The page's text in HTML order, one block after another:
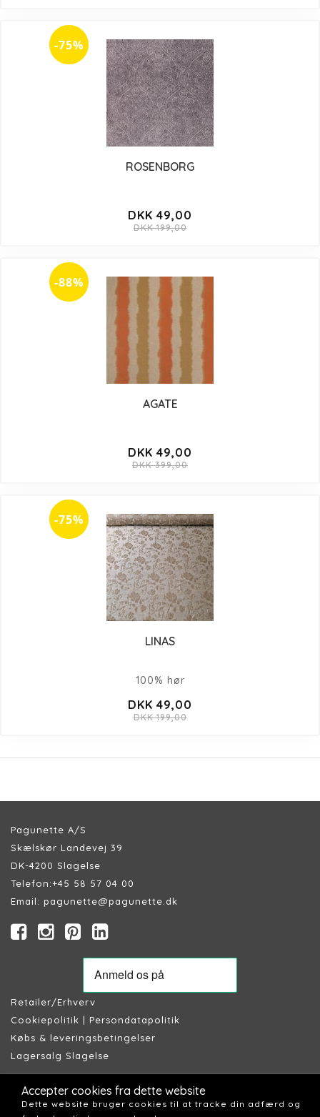
-75%
ROSENBORG
DKK 49,00
DKK 199,00
-88%
AGATE
DKK 49,00
DKK 399,00
-75%
LINAS
100% hør
DKK 49,00
DKK 199,00
Pagunette A/S
Skælskør Landevej 39
DK-4200 Slagelse
Telefon:+45 58 57 04 00
Email: pagunette@pagunette.dk
Retailer/Erhverv
Cookiepolitik | Persondatapolitik
Købs & leveringsbetingelser
Lagersalg Slagelse
Accepter cookies fra dette website
Dette website bruger cookies til at tracke din adfærd og